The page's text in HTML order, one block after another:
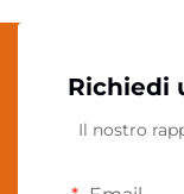
Richiedi
Il nostro